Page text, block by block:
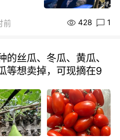
前 428 1
丝瓜、冬瓜、黄瓜、
等想卖掉，可现摘在9